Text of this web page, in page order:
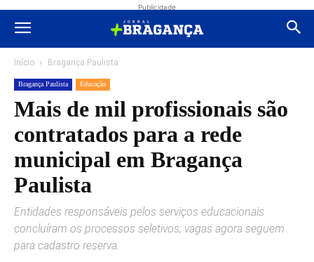
Publicidade
Início Bragança Paulista
Bragança Paulista Educação
Mais de mil profissionais são
contratados para a rede
municipal em Bragança
Paulista
Entidades responsáveis pelos serviços educacionais
concluíram os processos seletivos; vagas agora seguem
para cadastro reserva.